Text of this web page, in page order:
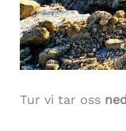
Tur vi tar oss